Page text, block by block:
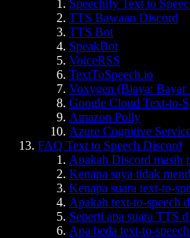
Speechify Text to
TTS Bawaan Discord
TTS Bot
SpeakBot
VoiceRSS
TextToSpeech.io
Voxygen (Biaya: Bayar
Google Cloud Text-to-
Amazon Polly
Azure Cognitive
FAQ Text to Speech Discord
Apakah Discord masih
Kenapa saya tidak
Kenapa suara text-to-
Apakah text-to-speech
Seperti apa suara TTS
Apa beda text-to-